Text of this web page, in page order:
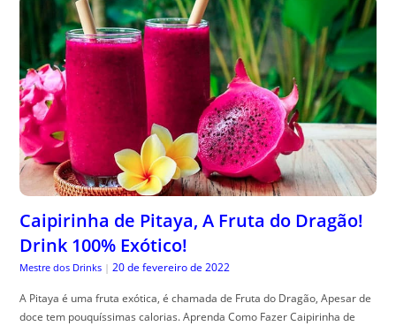
Caipirinha de Pitaya, A Fruta do Dragão!
Drink 100% Exótico!
Mestre dos Drinks | 20 de fevereiro de 2022
A Pitaya é uma fruta exótica, é chamada de Fruta do Dragão, Apesar de
doce tem pouquíssimas calorias. Aprenda Como Fazer Caipirinha de